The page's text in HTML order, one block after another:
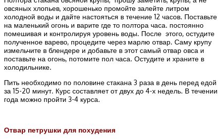
овсяных хлопьев, хорошенько промойте залейте литром
холодной воды и дайте настояться в течение 12 часов. Поставьте
на маленький огонь и варите где то полтора часа. постоянно
помешивая и контролируя уровень воды. После этого, остудите
полученное варево, процедите через марлю отвар. Саму крупу
измельчите в блендере и добавьте в этот самый отвар овса и
поставьте на огонь, потомите пол часа. Остудите и храните в
холодильнике.
Пить необходимо по половине стакана 3 раза в день перед едой
за 15-20 минут. Курс составляет от двух до 4-х недель. В течении
года можно пройти 3-4 курса.
Отвар петрушки для похудения